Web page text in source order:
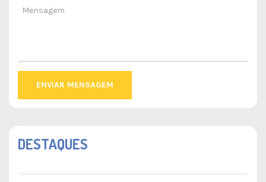
ENVIAR MENSAGEM
DESTAQUES